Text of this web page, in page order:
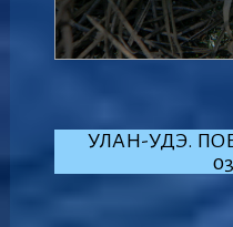
УЛАН-УДЭ.